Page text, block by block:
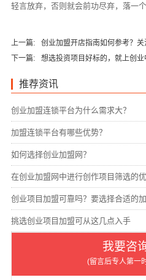
轻言放弃，否则就会前功尽弃，落一个
上一篇:
创业加盟开店指南如何参考？
下一篇:
想选投资项目好标的，就上创业
推荐资讯
创业加盟连锁平台为什么需求大？
加盟连锁平台有哪些优势？
如何选择创业加盟网？
在创业加盟网中进行创作项目筛选的
创业项目加盟可靠吗？要选择合适的
挑选创业项目加盟可从这几点入手
我要咨
(留言后专人第一